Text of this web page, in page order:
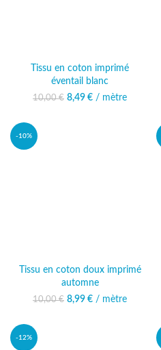
Tissu en coton imprimé
éventail blanc
10,00€ Le prix initial était :
8,49 € Le prix actuel
/ mètre
-10%
Tissu en coton doux imprimé
automne
10,00€ Le prix initial était :
8,99 € Le prix actuel
/ mètre
-12%